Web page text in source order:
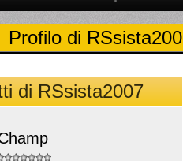
Profilo di
di RSsista2007